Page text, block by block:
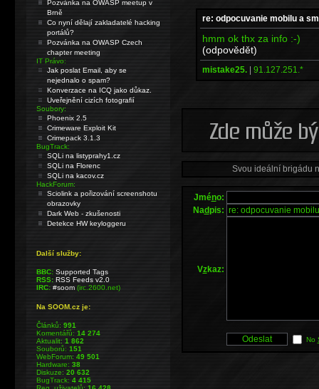
re: odpocuvanie mobilu a
hmm ok thx za info :-)
(odpovědět)
mistake25. | 91.127.251.*
Svou ideální brigádu
Jméno:
Nadpis:
Vzkaz:
No
Pozvánka na OWASP meetup v
Brně
Co nyní dělají zakladatelé hacking
portálů?
Pozvánka na OWASP Czech
chapter meeting
IT Právo:
Jak poslat Email, aby se
nejednalo o spam?
Konverzace na ICQ jako důkaz.
Uveřejnění cizích fotografií
Soubory:
Phoenix 2.5
Crimeware Exploit Kit
Crimepack 3.1.3
BugTrack:
SQLi na listyprahy1.cz
SQLi na Florenc
SQLi na kacov.cz
HackForum:
Sciolink a pořizování screenshotu
obrazovky
Dark Web - zkušenosti
Detekce HW keyloggeru
Další služby:
BBC: Supported Tags
RSS: RSS Feeds v2.0
IRC: #soom(irc.2600.net)
Na SOOM.cz je:
Článků:991
Komentářů:14 274
Aktualit:1 862
Souborů:151
WebForum:49 501
Hardware:38
Diskuze:20 632
BugTrack:4 415